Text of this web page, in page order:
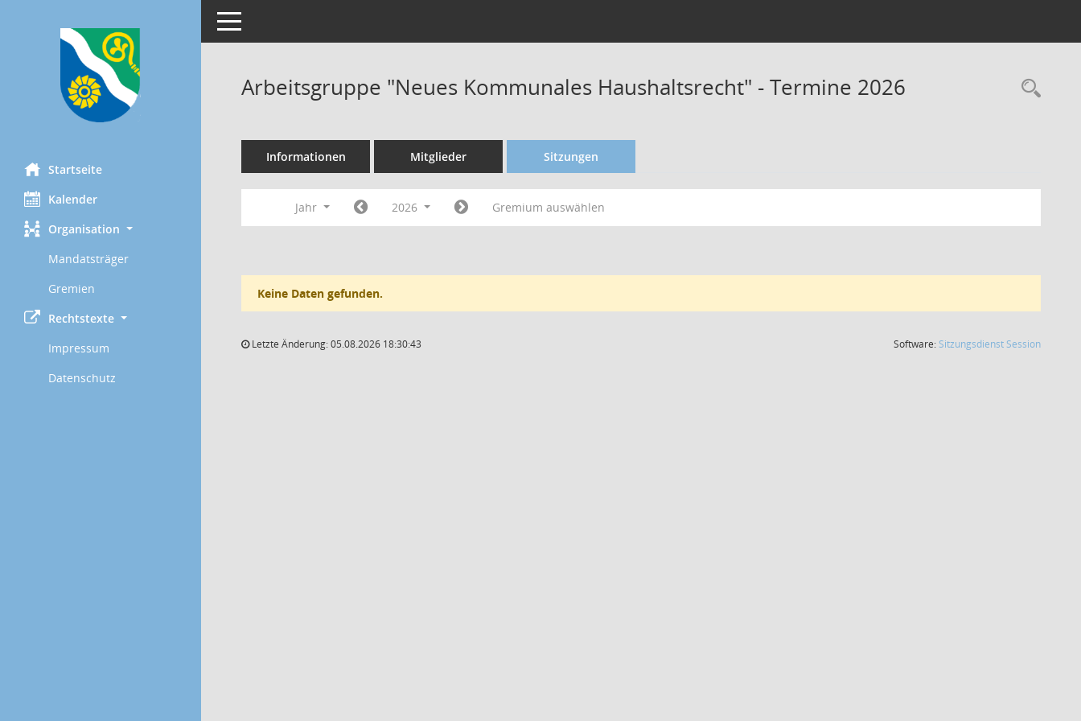
Startseite
Kalender
Organisation
Mandatsträger
Gremien
Rechtstexte
Impressum
Datenschutz
Toggle navigation
Arbeitsgruppe "Neues Kommunales Haushaltsrecht" - Termine 2026
Informationen Mitglieder Sitzungen
Jahr 2026 Gremium auswählen
Keine Daten gefunden.
Letzte Änderung: 05.08.2026 18:30:43 Software: Sitzungsdienst Session(Wird in